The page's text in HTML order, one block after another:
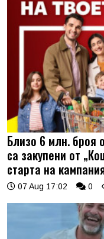
Близо 6 млн. броя
са закупени от
старта на
07 Aug 17:02 0